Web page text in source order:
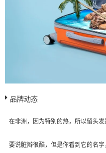
品牌动态
在非洲，因为特别的热，所以留头
要说脏辫很酷，但是你看到它的名